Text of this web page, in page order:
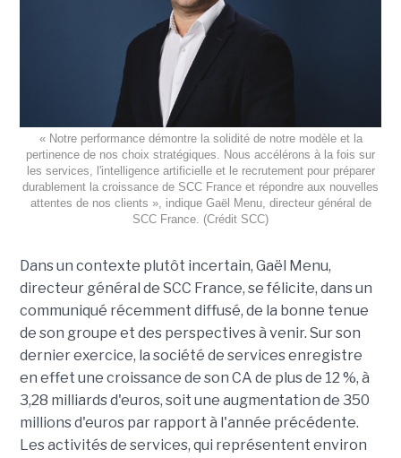
« Notre performance démontre la solidité de notre modèle et la
pertinence de nos choix stratégiques. Nous accélérons à la fois sur
les services, l'intelligence artificielle et le recrutement pour préparer
durablement la croissance de SCC France et répondre aux nouvelles
attentes de nos clients », indique Gaël Menu, directeur général de
SCC France. (Crédit SCC)
Dans un contexte plutôt incertain, Gaël Menu,
directeur général de SCC France, se félicite, dans un
communiqué récemment diffusé, de la bonne tenue
de son groupe et des perspectives à venir. Sur son
dernier exercice, la société de services enregistre
en effet une croissance de son CA de plus de 12 %, à
3,28 milliards d'euros, soit une augmentation de 350
millions d'euros par rapport à l'année précédente.
Les activités de services, qui représentent environ